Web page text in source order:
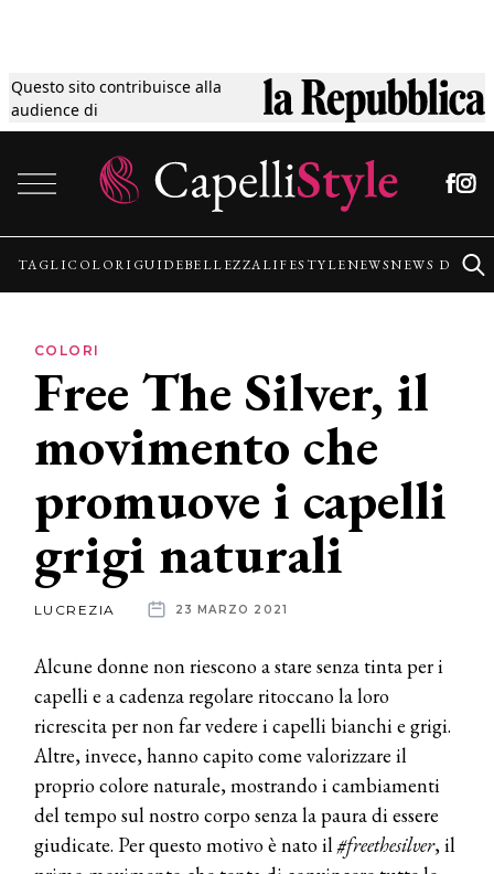
Questo sito contribuisce alla
audience di
Tagli
Colori
Guide
Lifestyle
News
News
dalle
TAGLICOLORI GUIDEBELLEZZALIFESTYLENEWSNEWS
COLORI
Free The Silver, il
movimento che
promuove i capelli
grigi naturali
LUCREZIA 23 MARZO 2021
Alcune donne non riescono a stare senza tinta per i
capelli e a cadenza regolare ritoccano la loro
ricrescita per non far vedere i capelli bianchi e grigi.
Altre, invece, hanno capito come valorizzare il
proprio colore naturale, mostrando i cambiamenti
del tempo sul nostro corpo senza la paura di essere
giudicate. Per questo motivo è nato il#freethesilver, il